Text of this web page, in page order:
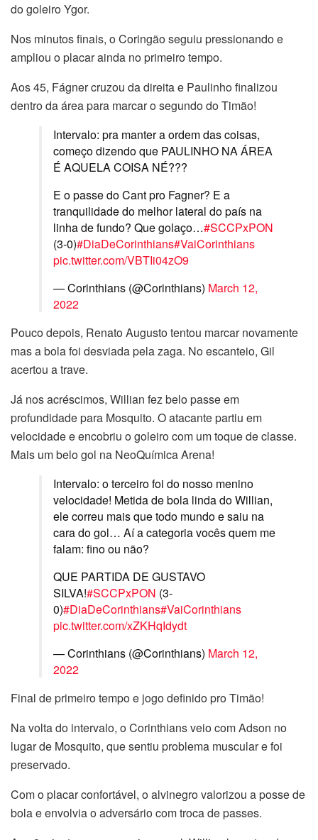
do goleiro Ygor.
Nos minutos finais, o Coringão seguiu pressionando e
ampliou o placar ainda no primeiro tempo.
Aos 45, Fágner cruzou da direita e Paulinho finalizou
dentro da área para marcar o segundo do Timão!
Intervalo: pra manter a ordem das coisas,
começo dizendo que PAULINHO NA ÁREA
É AQUELA COISA NÉ???
E o passe do Cant pro Fagner? E a
tranquilidade do melhor lateral do país na
linha de fundo? Que golaço…#SCCPxPON
(3-0)#DiaDeCorinthians#VaiCorinthians
pic.twitter.com/VBTIi04zO9
— Corinthians (@Corinthians) March 12,
2022
Pouco depois, Renato Augusto tentou marcar novamente
mas a bola foi desviada pela zaga. No escanteio, Gil
acertou a trave.
Já nos acréscimos, Willian fez belo passe em
profundidade para Mosquito. O atacante partiu em
velocidade e encobriu o goleiro com um toque de classe.
Mais um belo gol na NeoQuímica Arena!
Intervalo: o terceiro foi do nosso menino
velocidade! Metida de bola linda do Willian,
ele correu mais que todo mundo e saiu na
cara do gol… Aí a categoria vocês quem me
falam: fino ou não?
QUE PARTIDA DE GUSTAVO
SILVA!#SCCPxPON (3-
0)#DiaDeCorinthians#VaiCorinthians
pic.twitter.com/xZKHqIdydt
— Corinthians (@Corinthians) March 12,
2022
Final de primeiro tempo e jogo definido pro Timão!
Na volta do intervalo, o Corinthians veio com Adson no
lugar de Mosquito, que sentiu problema muscular e foi
preservado.
Com o placar confortável, o alvinegro valorizou a posse de
bola e envolvia o adversário com troca de passes.